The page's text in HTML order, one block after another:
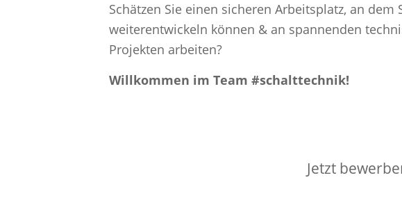
Schätzen Sie einen sicheren Arbeitsplatz, an dem
weiterentwickeln können & an spannenden
Projekten arbeiten?
Willkommen im Team #schalttechnik!
Jetzt